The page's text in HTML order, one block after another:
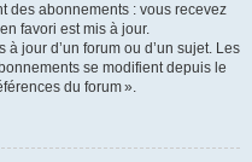
des abonnements : vous recevez
favori est mis à jour.
à jour d’un forum ou d’un sujet. Les
se modifient depuis le
du forum ».